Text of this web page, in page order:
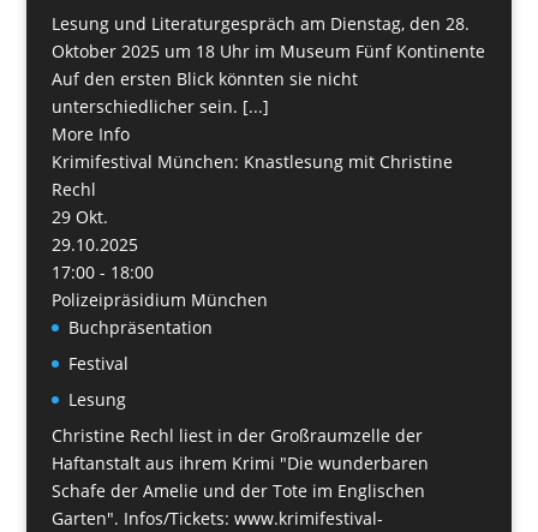
Lesung und Literaturgespräch am Dienstag, den 28.
Oktober 2025 um 18 Uhr im Museum Fünf Kontinente
Auf den ersten Blick könnten sie nicht
unterschiedlicher sein. [...]
More Info
Krimifestival München: Knastlesung mit Christine
Rechl
29 Okt.
29.10.2025
17:00 - 18:00
Polizeipräsidium München
Buchpräsentation
Festival
Lesung
Christine Rechl liest in der Großraumzelle der
Haftanstalt aus ihrem Krimi "Die wunderbaren
Schafe der Amelie und der Tote im Englischen
Garten". Infos/Tickets: www.krimifestival-